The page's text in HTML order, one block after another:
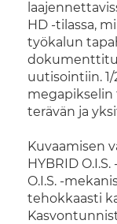
HD -tilassa,
työkalun
uutisointiin.
megapikselin
terävän ja
Kuvaamisen
HYBRID
O.I.S. -
tehokkaasti